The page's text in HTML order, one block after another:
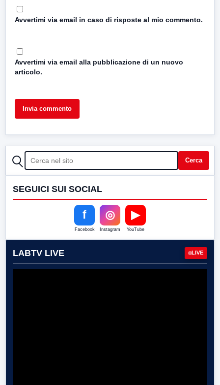
Avvertimi via email in caso di risposte al mio commento.
Avvertimi via email alla pubblicazione di un nuovo
articolo.
CERCA Cerca
SEGUICI SUI SOCIAL
f
Facebook
◎
Instagram
▶
YouTube
LABTV LIVE LIVE